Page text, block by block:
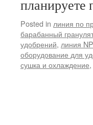
планируете
Posted in линия по
барабанный
удобрений, линия
оборудование для
сушка и охлаждение,